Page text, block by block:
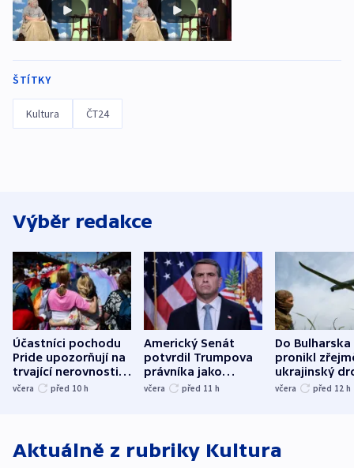
ŠTÍTKY
Kultura ČT24
Výběr redakce
Účastníci pochodu
Pride upozorňují na
trvající nerovnosti i
společenskou
včera před 10 h
Americký Senát
potvrdil Trumpova
právníka jako
ministra
včera před 11 h
Do Bulharska
pronikl
ukrajinský
explodoval
včera před 12 h
Aktuálně z rubriky Kultura